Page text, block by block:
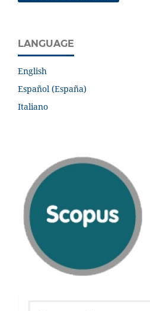
LANGUAGE
English
Español (España)
Italiano